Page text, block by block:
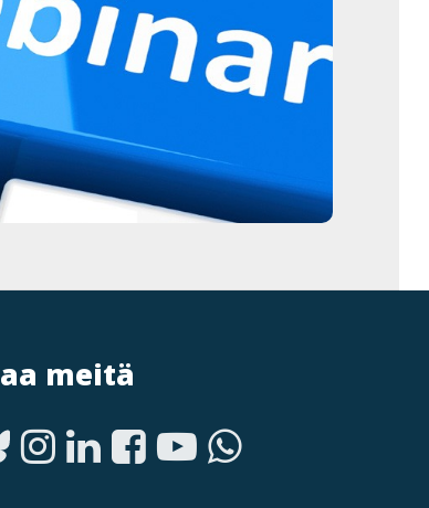
meitä